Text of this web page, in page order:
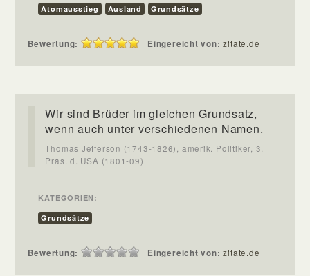
Atomausstieg
Ausland Grundsätze
Bewertung: Eingereicht von:zitate.de
Wir sind Brüder im gleichen Grundsatz,
wenn auch unter verschiedenen Namen.
Thomas Jefferson (1743-1826), amerik. Politiker, 3.
Präs. d. USA (1801-09)
KATEGORIEN:
Grundsätze
Bewertung: Eingereicht von:zitate.de